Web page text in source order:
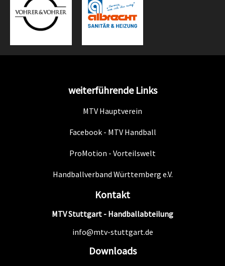
weiterführende Links
MTV Hauptverein
Facebook - MTV Handball
ProMotion - Vorteilswelt
Handballverband Württemberg e.V.
Kontakt
MTV Stuttgart - Handballabteilung
info@mtv-stuttgart.de
Downloads